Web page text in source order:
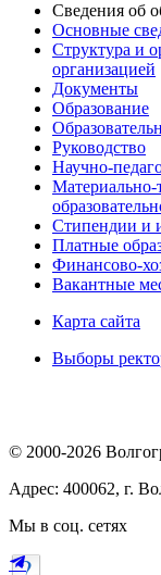
Сведения об
Основные
Структура и
организацией
Документы
Образование
Руководство
Научно-
Материально-
Стипендии и
Платные
Финансово-
Вакантные
Карта сайта
Выборы
© 2000-2026
Адрес: 400062, г.
Мы в соц. сетях